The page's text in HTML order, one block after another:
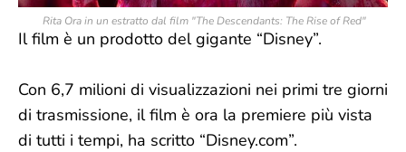
Rita Ora in un estratto dal film "The Descendants: The Rise of Red"
Il film è un prodotto del gigante “Disney”.
Con 6,7 milioni di visualizzazioni nei primi tre giorni
di trasmissione, il film è ora la premiere più vista
di tutti i tempi, ha scritto “Disney.com”.